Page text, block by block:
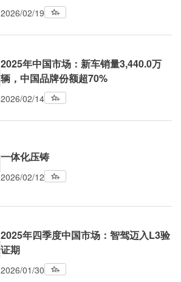
2026/02/19
2025年中国市场：新车销量3,440.0万
辆，中国品牌份额超70%
2026/02/14
一体化压铸
2026/02/12
2025年四季度中国市场：智驾迈入L3验
证期
2026/01/30